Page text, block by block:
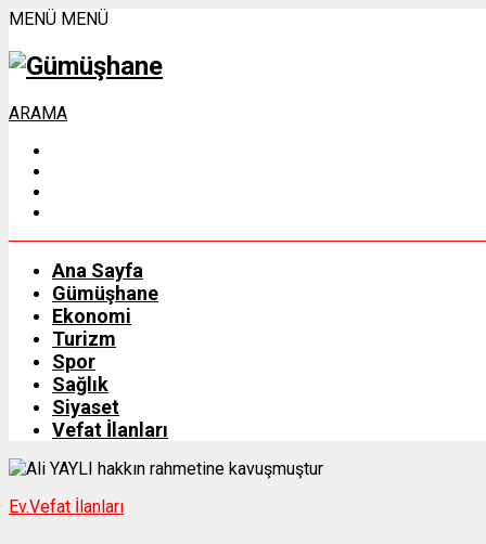
MENÜ MENÜ
ARAMA
Ana Sayfa
Gümüşhane
Ekonomi
Turizm
Spor
Sağlık
Siyaset
Vefat İlanları
Ev.Vefat İlanları